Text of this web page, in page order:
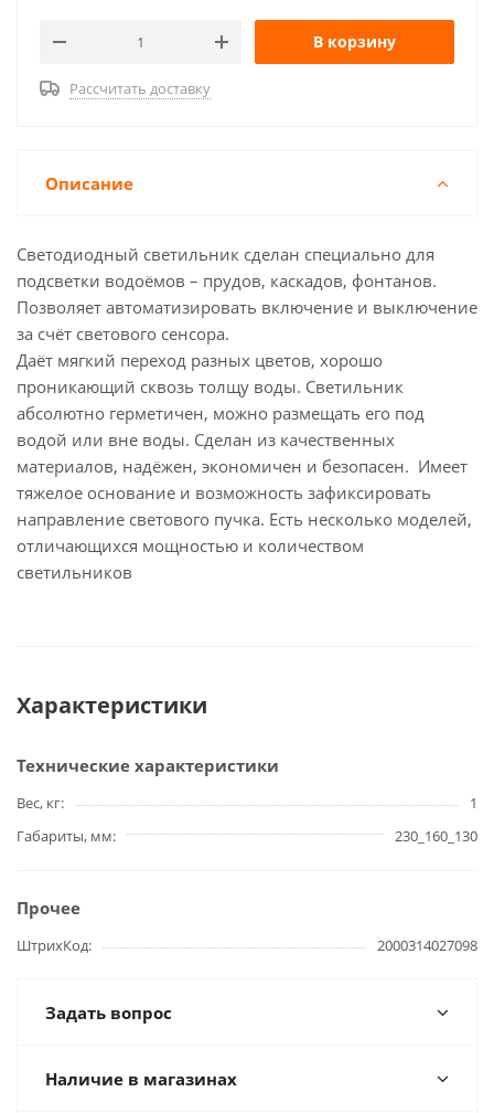
В корзину
Рассчитать доставку
Описание
Светодиодный светильник сделан специально для
подсветки водоёмов – прудов, каскадов, фонтанов.
Позволяет автоматизировать включение и выключение
за счёт светового сенсора.
Даёт мягкий переход разных цветов, хорошо
проникающий сквозь толщу воды. Светильник
абсолютно герметичен, можно размещать его под
водой или вне воды. Сделан из качественных
материалов, надёжен, экономичен и безопасен. Имеет
тяжелое основание и возможность зафиксировать
направление светового пучка. Есть несколько моделей,
отличающихся мощностью и количеством
светильников
Характеристики
Технические характеристики
Вес, кг
1
Габариты, мм
230_160_130
Прочее
ШтрихКод 2000314027098
Задать вопрос
Наличие в магазинах